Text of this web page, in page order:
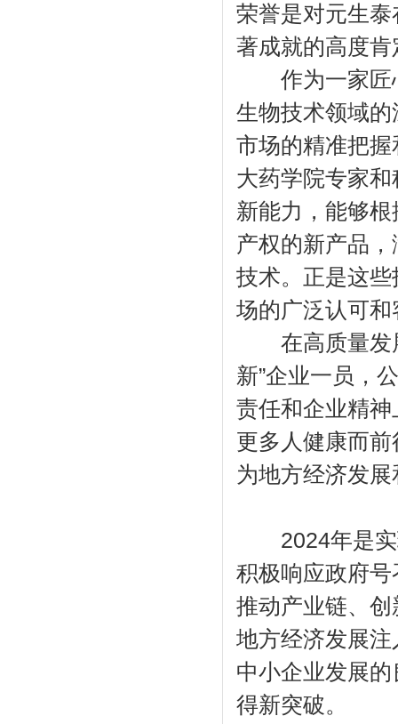
荣誉是对元生
著成就的高度肯
作为一家匠心
生物技术领域
市场的精准把
大药学院专家
新能力，能够
产权的新产品
技术。正是这
场的广泛认可
在高质量发展
新”企业一员，
责任和企业精
更多人健康而
为地方经济发
2024年是实
积极响应政府
推动产业链、
地方经济发展注
中小企业发展
得新突破。